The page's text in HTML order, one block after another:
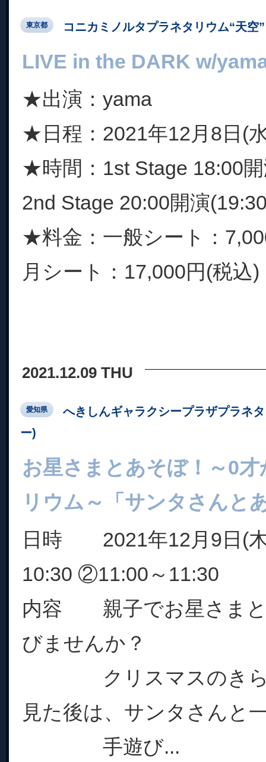
東京都 コニカミノルタプラネタリウム“天
LIVE in the DARK w/
★出演：yama
★日程：2021年12月8日(
★時間：1st Stage 18:00
2nd Stage 20:00開演
★料金：一般シート：
月シート：17,000円(税込
2021.12.09 THU
愛知県
へきしんギャラクシープラザプラネ
ー)
お星さまとあそぼ！～0
リウム～「サンタさんと
日時 2021年12月9日(
10:30 ②11:00～11:30
内容 親子でお星さまと
びませんか？
クリスマスのきら
見た後は、サンタさんと
手遊び...